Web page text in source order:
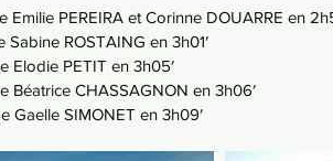
Emilie PEREIRA et Corinne DOUARRE en
Sabine ROSTAING en 3h01′
Elodie PETIT en 3h05′
Béatrice CHASSAGNON en 3h06′
Gaelle SIMONET en 3h09′